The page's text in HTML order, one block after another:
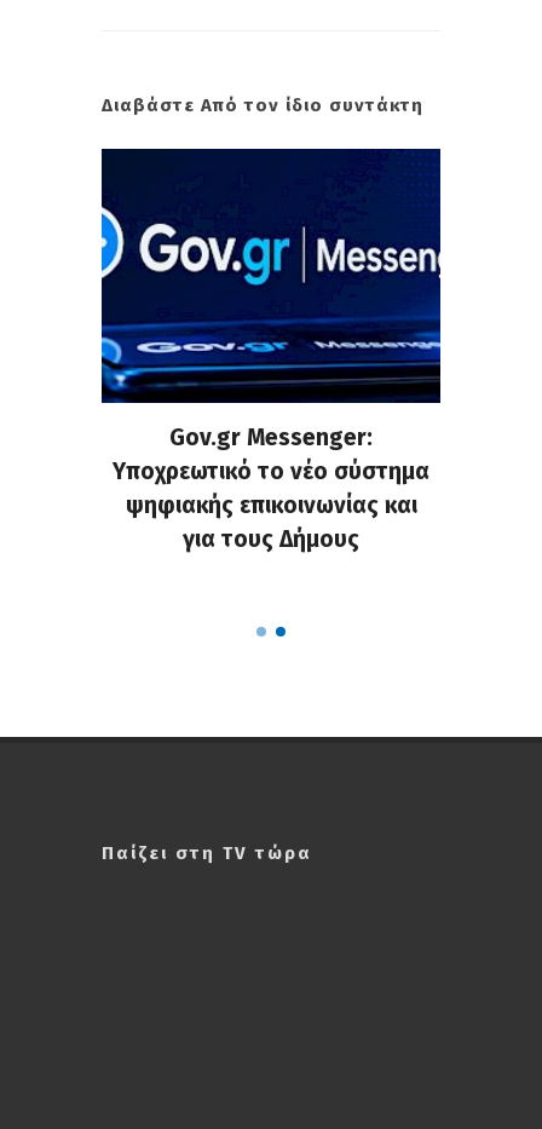
Διαβάστε Από τον ίδιο συντάκτη
Gov.gr Messenger:
Υποχρεωτικό το νέο σύστημα
ψηφιακής επικοινωνίας και
για τους Δήμους
Παίζει στη TV τώρα